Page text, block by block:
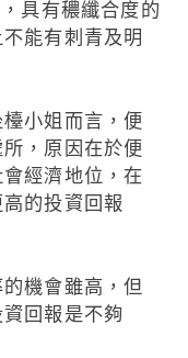
具有穠纖合度的
能有刺青及明
小姐而言，便
，原因在於便
經濟地位，在
的投資回報
機會雖高，但
回報是不夠